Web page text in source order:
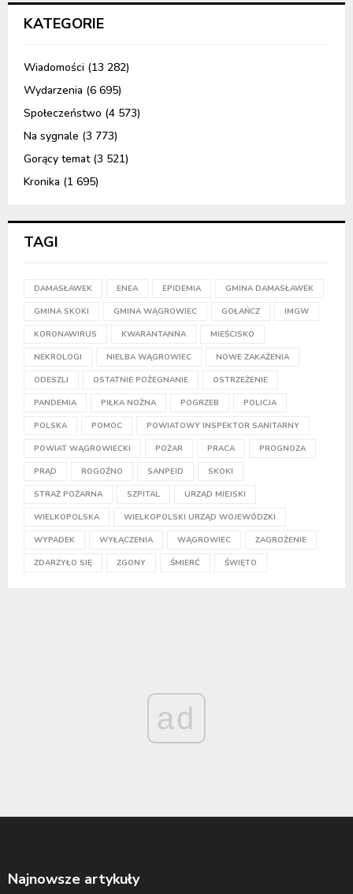
KATEGORIE
Wiadomości (13 282)
Wydarzenia (6 695)
Społeczeństwo (4 573)
Na sygnale (3 773)
Gorący temat(3 521)
Kronika (1 695)
TAGI
DAMASŁAWEK ENEA EPIDEMIA GMINA DAMASŁAWEK
GMINA SKOKI GMINA WĄGROWIEC GOŁAŃCZ IMGW
KORONAWIRUS KWARANTANNA MIEŚCISKO
NEKROLOGI NIELBA WĄGROWIEC NOWE ZAKAŻENIA
ODESZLI OSTATNIE POŻEGNANIE OSTRZEŻENIE
PANDEMIA PIŁKA NOŻNA POGRZEB POLICJA
POLSKA POMOC POWIATOWY INSPEKTOR SANITARNY
POWIAT WĄGROWIECKI POŻAR PRACA PROGNOZA
PRĄD ROGOŹNO SANPEID SKOKI
STRAŻ POŻARNA SZPITAL URZĄD MIEJSKI
WIELKOPOLSKA WIELKOPOLSKI URZĄD WOJEWÓDZKI
WYPADEK WYŁĄCZENIA WĄGROWIEC ZAGROŻENIE
ZDARZYŁO SIĘ ZGONY ŚMIERĆ ŚWIĘTO
ad
Najnowsze artykuły